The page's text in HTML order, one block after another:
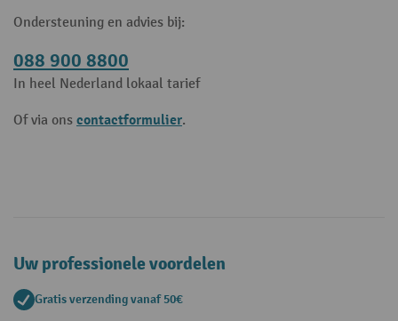
Ondersteuning en advies bij:
088 900 8800
In heel Nederland lokaal tarief
Of via ons contactformulier.
Uw professionele voordelen
Gratis verzending vanaf 50€